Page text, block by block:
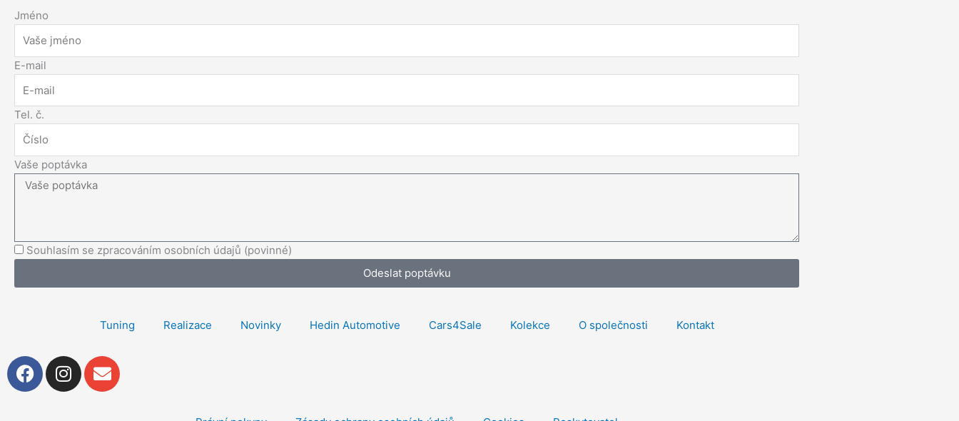
Jméno
E-mail
Tel. č.
Vaše poptávka
Souhlasím se zpracováním osobních údajů (povinné)
Odeslat poptávku
Tuning Realizace Novinky Hedin Automotive Cars4Sale Kolekce O společnosti Kontakt
F
a
I
n
E
n